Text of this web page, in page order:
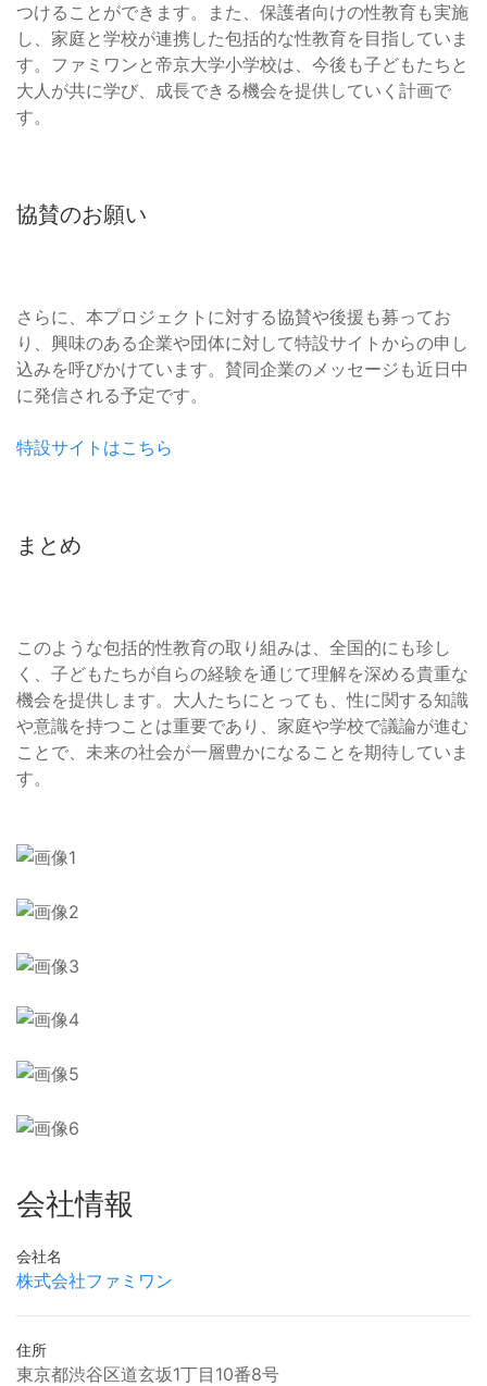
つけることができます。また、保護者向けの性教育も実施
し、家庭と学校が連携した包括的な性教育を目指していま
す。ファミワンと帝京大学小学校は、今後も子どもたちと
大人が共に学び、成長できる機会を提供していく計画で
す。
協賛のお願い
さらに、本プロジェクトに対する協賛や後援も募ってお
り、興味のある企業や団体に対して特設サイトからの申し
込みを呼びかけています。賛同企業のメッセージも近日中
に発信される予定です。
特設サイトはこちら
まとめ
このような包括的性教育の取り組みは、全国的にも珍し
く、子どもたちが自らの経験を通じて理解を深める貴重な
機会を提供します。大人たちにとっても、性に関する知識
や意識を持つことは重要であり、家庭や学校で議論が進む
ことで、未来の社会が一層豊かになることを期待していま
す。
会社情報
会社名
株式会社ファミワン
住所
東京都渋谷区道玄坂1丁目10番8号